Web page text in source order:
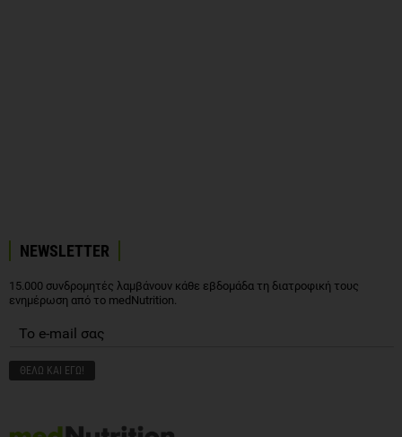
NEWSLETTER
15.000 συνδρομητές λαμβάνουν κάθε εβδομάδα τη διατροφική τους
ενημέρωση από το medNutrition.